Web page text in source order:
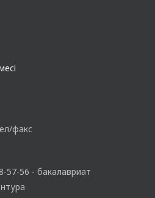
факс
57-56 - бакалавриат